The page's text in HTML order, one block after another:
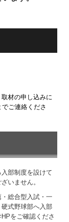
材の申し込みに
ご連絡くださ
部制度を設けて
いません。
総合型入試・一
式野球部へ入部
をご確認くださ